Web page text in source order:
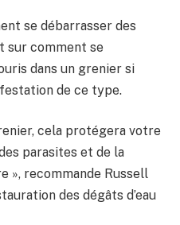
se débarrasser des
sur comment se
dans un grenier si
de ce type.
cela protégera votre
parasites et de la
», recommande Russell
des dégâts d’eau